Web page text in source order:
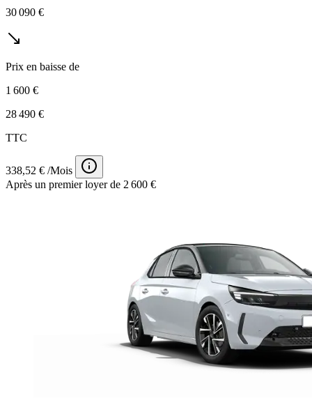
30 090 €
Prix en baisse de
1 600 €
28 490 €
TTC
338,52 € /Mois
Après un premier loyer de 2 600 €